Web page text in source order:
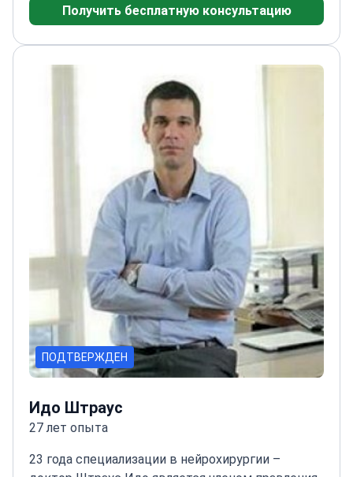
стажировку в Институте рака Университета
М.Д. Андерсона Техасского университета
Получить бесплатную консультацию
ПОДТВЕРЖДЕН
Идо Штраус
27 лет опыта
23 года специализации в нейрохирургии –